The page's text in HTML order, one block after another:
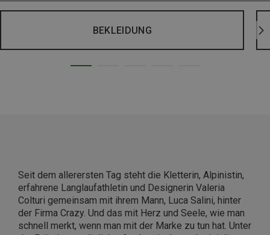
BEKLEIDUNG
Seit dem allerersten Tag steht die Kletterin, Alpinistin,
erfahrene Langlaufathletin und Designerin Valeria
Colturi gemeinsam mit ihrem Mann, Luca Salini, hinter
der Firma Crazy. Und das mit Herz und Seele, wie man
schnell merkt, wenn man mit der Marke zu tun hat. Unter